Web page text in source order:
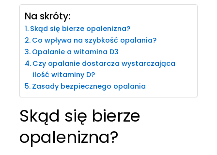
Na skróty:
Skąd się bierze opalenizna?
Co wpływa na szybkość opalania?
Opalanie a witamina D3
Czy opalanie dostarcza wystarczająca
ilość witaminy D?
Zasady bezpiecznego opalania
Skąd się bierze
opalenizna?